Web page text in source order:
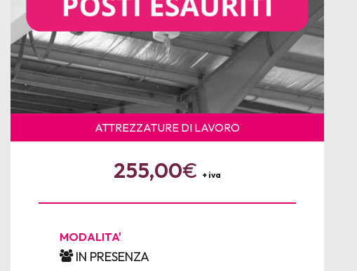
ATTREZZATURE DI LAVORO
255,00€ + iva
MODALITA'
IN PRESENZA